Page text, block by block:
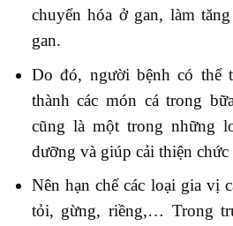
chuyển hóa ở gan, làm
gan.
Do đó, người bệnh có thể
thành các món cá trong
cũng là một trong những
dưỡng và giúp cải thiện chức
Nên hạn chế các loại gia vị
tỏi, gừng, riềng,… Trong